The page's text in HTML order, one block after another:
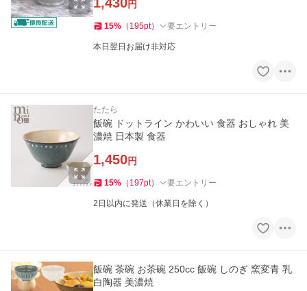
円
15% （ 195pt） 要エントリー
本日翌日お届け非対応
たたら
飯碗 ドットライン かわいい 食器 おしゃれ 美
濃焼 日本製 食器
1,450円
15% （ 197pt） 要エントリー
2日以内に発送（休業日を除く）
飯碗 茶碗 お茶碗 250cc 飯碗 しのぎ 窯変青 乳
白陶器 美濃焼